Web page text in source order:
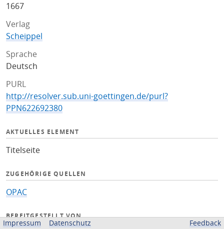
1667
Verlag
Scheippel
Sprache
Deutsch
PURL
http://resolver.sub.uni-goettingen.de/purl?
PPN622692380
AKTUELLES ELEMENT
Titelseite
ZUGEHÖRIGE QUELLEN
OPAC
BEREITGESTELLT VON
Impressum Datenschutz Feedback